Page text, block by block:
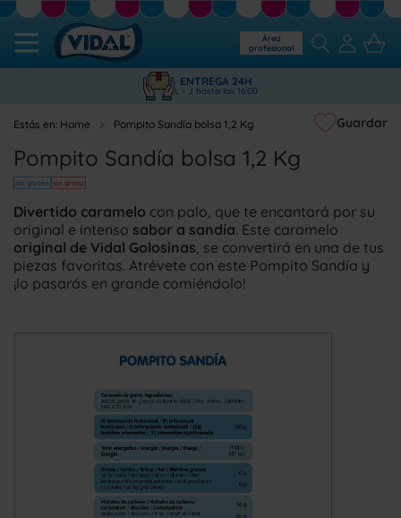
Área
profesional
ENTREGA 24H
L - J hasta las 16:00
Home Pompito Sandía bolsa 1,2 Kg
Pompito Sandía bolsa 1,2 Kg
sin gluten sin grasa
Guardar
Divertido caramelo con palo, que te encantará por su
original e intenso sabor a sandía. Este caramelo
original de Vidal Golosinas , se convertirá en una de tus
piezas favoritas. Atrévete con este Pompito Sandía y
¡lo pasarás en grande comiéndolo!